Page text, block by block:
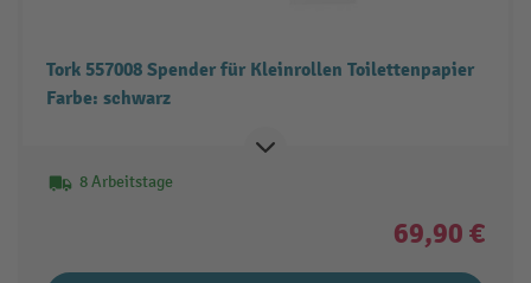
Tork 557008 Spender für Kleinrollen Toilettenpapier
Farbe: schwarz
8 Arbeitstage
69,90 €